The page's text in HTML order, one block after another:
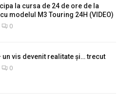
la cursa de 24 de ore de la
modelul M3 Touring 24H (VIDEO)
0
vis devenit realitate și… trecut
0